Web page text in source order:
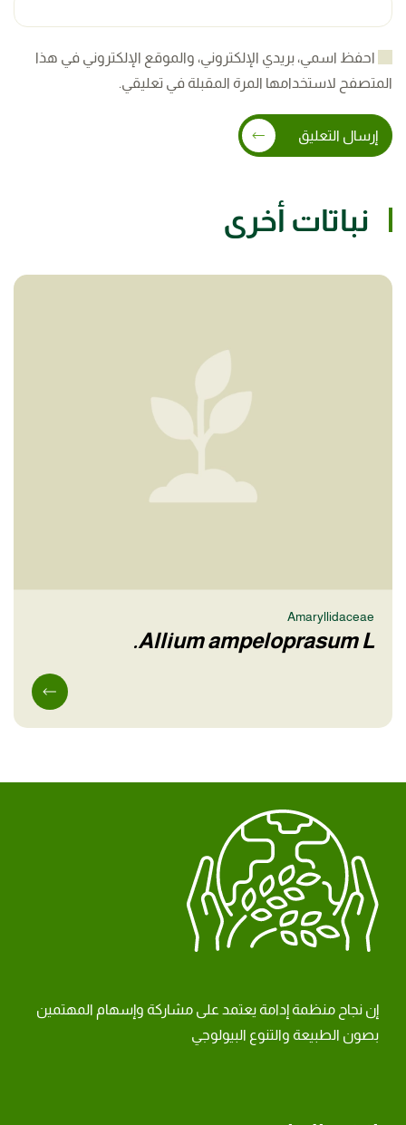
احفظ اسمي، بريدي الإلكتروني، والموقع الإلكتروني في هذا
المتصفح لاستخدامها المرة المقبلة في تعليقي.
إرسال التعليق
نباتات أخرى
Amaryllidaceae
Allium ampeloprasum L.
إن نجاح منظمة إدامة يعتمد على مشاركة وإسهام المهتمين
بصون الطبيعة والتنوع البيولوجي